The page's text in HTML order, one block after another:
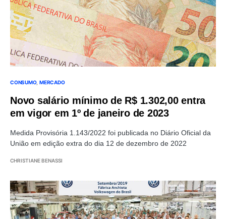
CONSUMO MERCADO
Novo salário mínimo de R$ 1.302,00 entra
em vigor em 1º de janeiro de 2023
Medida Provisória 1.143/2022 foi publicada no Diário Oficial da
União em edição extra do dia 12 de dezembro de 2022
CHRISTIANE BENASSI